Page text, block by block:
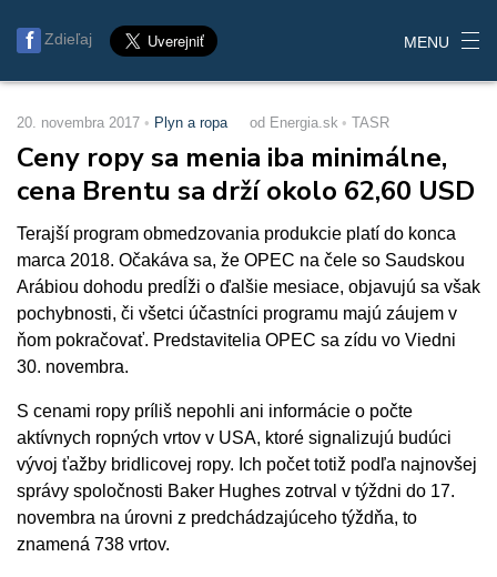
Zdieľaj MENU
20. novembra 2017 Plyn a ropa od Energia.sk TASR
Ceny ropy sa menia iba minimálne,
cena Brentu sa drží okolo 62,60 USD
Terajší program obmedzovania produkcie platí do konca
marca 2018. Očakáva sa, že OPEC na čele so Saudskou
Arábiou dohodu predĺži o ďalšie mesiace, objavujú sa však
pochybnosti, či všetci účastníci programu majú záujem v
ňom pokračovať. Predstavitelia OPEC sa zídu vo Viedni
30. novembra.
S cenami ropy príliš nepohli ani informácie o počte
aktívnych ropných vrtov v USA, ktoré signalizujú budúci
vývoj ťažby bridlicovej ropy. Ich počet totiž podľa najnovšej
správy spoločnosti Baker Hughes zotrval v týždni do 17.
novembra na úrovni z predchádzajúceho týždňa, to
znamená 738 vrtov.